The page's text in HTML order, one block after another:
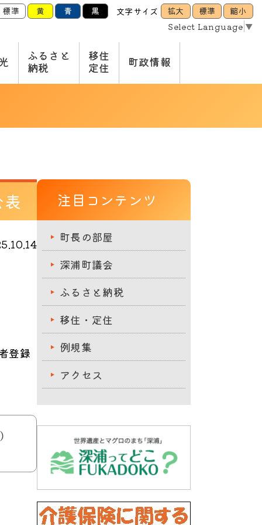
標準 黄 青 黒 文字サイズ 拡大 標準
縮小
Select Language ▼
ふるさと
納税
移住
定住
町政情報
登録
注目コンテンツ
町長の部屋
深浦町議会
ふるさと納税
移住・定住
例規集
アクセス